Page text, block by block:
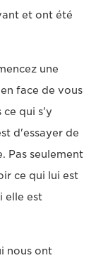
et ont été
une
face de vous
ce qui s'y
d'essayer de
Pas seulement
ce qui lui est
elle est
nous ont